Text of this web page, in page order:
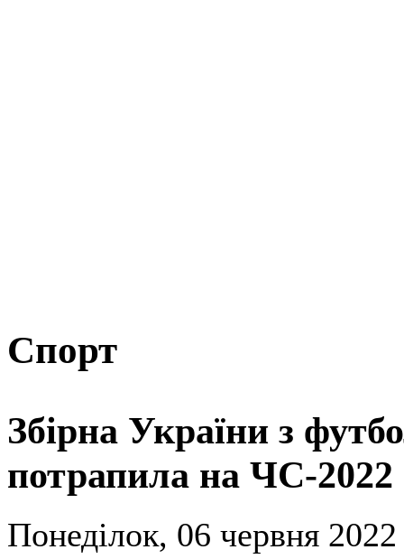
Спорт
Збірна України з
потрапила на ЧС-
Понеділок, 06 червня